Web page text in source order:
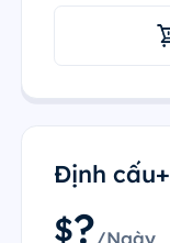
Định cấu+
$?/Ngày